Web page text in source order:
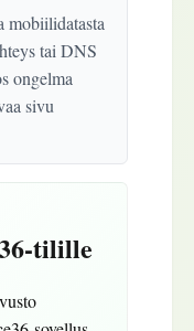
mobiilidatasta
tai DNS
ongelma
sivu
tilille